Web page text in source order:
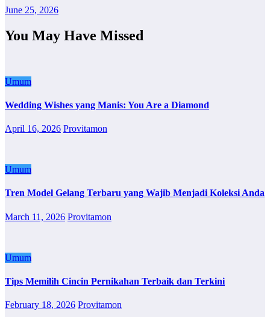
June 25, 2026
You May Have Missed
Umum
Wedding Wishes yang Manis: You Are a Diamond
April 16, 2026 Provitamon
Umum
Tren Model Gelang Terbaru yang Wajib Menjadi Koleksi Anda
March 11, 2026 Provitamon
Umum
Tips Memilih Cincin Pernikahan Terbaik dan Terkini
February 18, 2026 Provitamon